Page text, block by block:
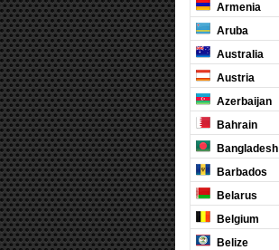
Armenia
Aruba
Australia
Austria
Azerbaijan
Bahrain
Bangladesh
Barbados
Belarus
Belgium
Belize